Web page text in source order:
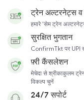
ट्रेन अल्टरनेट्स व
हमारे 'सेम ट्रेन
सुरक्षित भुगतान
ConfirmTkt पर UPI
फ़्री कैंसलेशन
मेचेदा से श्रीकाकुलम
विकल्प चुनें
24/7 सपोर्ट